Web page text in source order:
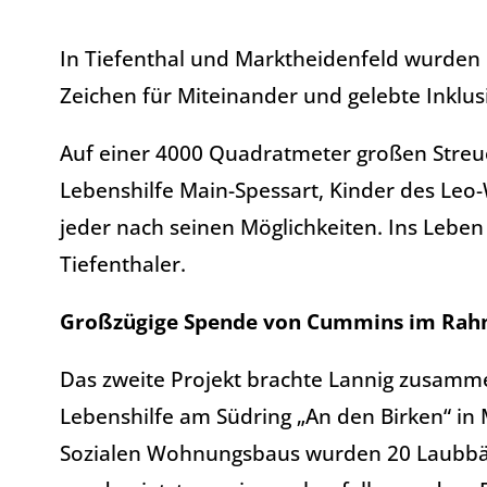
In Tiefenthal und Marktheidenfeld wurden
Zeichen für Miteinander und gelebte
Auf einer 4000 Quadratmeter großen
Lebenshilfe Main-Spessart, Kinder des
jeder nach seinen Möglichkeiten. Ins
Tiefenthaler.
Großzügige Spende von Cummins im
Das zweite Projekt brachte Lannig
Lebenshilfe am Südring „An den Birken“
Sozialen Wohnungsbaus wurden 20